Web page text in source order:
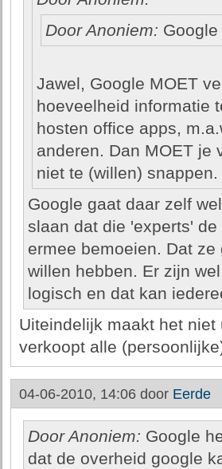
Door Anoniem:
Jawel, Google MOET
hoeveelheid informatie
hosten office apps,
anderen. Dan MOET je
niet te (willen) snappen.
Google gaat daar zelf
slaan dat die 'experts'
ermee bemoeien. Dat
willen hebben. Er zijn
logisch en dat kan
Uiteindelijk maakt het
verkoopt alle
04-06-2010, 14:06 door Eerde
Door Anoniem: Google
dat de overheid google